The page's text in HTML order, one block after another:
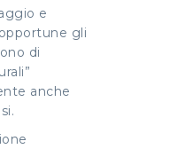
e
gli
di
anche